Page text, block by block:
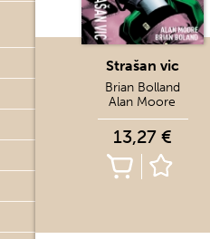
Strašan vic
Brian Bolland
Alan Moore
13,27 €